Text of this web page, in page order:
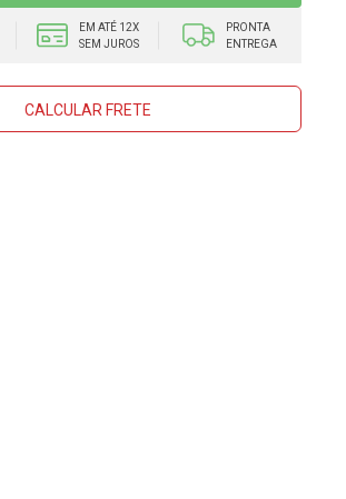
EM ATÉ 12X
SEM JUROS
PRONTA
ENTREGA
CALCULAR FRETE